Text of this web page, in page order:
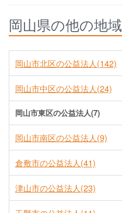
岡山県の他の地域
岡山市北区の公益法人(142)
岡山市中区の公益法人(24)
岡山市東区の公益法人(7)
岡山市南区の公益法人(9)
倉敷市の公益法人(41)
津山市の公益法人(23)